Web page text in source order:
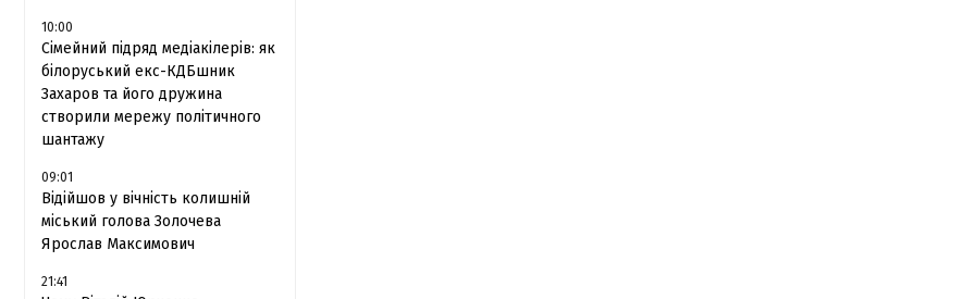
10:00
Сімейний підряд медіакілерів: як
білоруський екс-КДБшник
Захаров та його дружина
створили мережу політичного
шантажу
09:01
Відійшов у вічність колишній
міський голова Золочева
Ярослав Максимович
21:41